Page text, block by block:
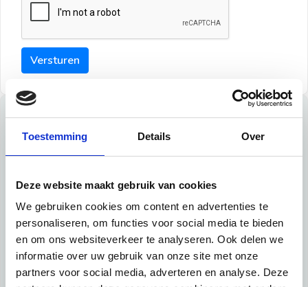
Toestemming Details Over
Deze website maakt gebruik van cookies
We gebruiken cookies om content en advertenties te
personaliseren, om functies voor social media te bieden
en om ons websiteverkeer te analyseren. Ook delen we
informatie over uw gebruik van onze site met onze
partners voor social media, adverteren en analyse. Deze
Versturen
Tips
Tip 1:
Schrijf een duidelijke introductie en geef de volgende
informatie mee:
Ben je student, werkachtig of werkzoekend